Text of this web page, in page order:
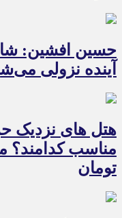
حسین افشین:
آینده نزولی
هتل های نزدیک
تومان